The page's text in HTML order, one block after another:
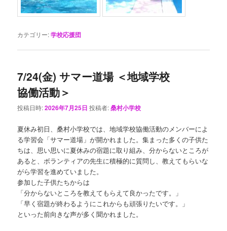
カテゴリー:学校応援団
7/24(金) サマー道場 ＜地域学校
協働活動＞
投稿日時:2026年7月25日 投稿者:桑村小学校
夏休み初日、桑村小学校では、地域学校協働活動のメンバーによ
る学習会「サマー道場」が開かれました。集まった多くの子供た
ちは、思い思いに夏休みの宿題に取り組み、分からないところが
あると、ボランティアの先生に積極的に質問し、教えてもらいな
がら学習を進めていました。
参加した子供たちからは
「分からないところを教えてもらえて良かったです。」
「早く宿題が終わるようにこれからも頑張りたいです。」
といった前向きな声が多く聞かれました。